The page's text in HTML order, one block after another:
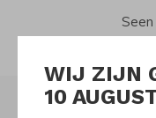
WIJ ZIJN
10